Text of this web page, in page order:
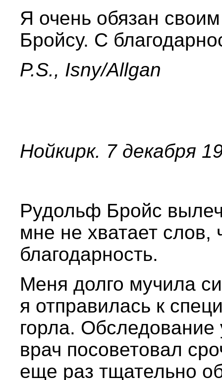
Я очень обязан
Бройсу. С
P.S., Isny/Allgan
Нойкирк. 7 декабря
Рудольф Бройс
мне не хватает
благодарность.
Меня долго мучила
я отправилась к
горла. Обследование
врач посоветовал
еще раз тщательно